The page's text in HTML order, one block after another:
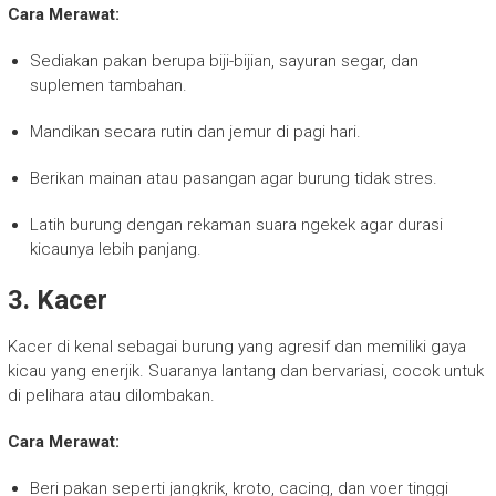
Cara Merawat:
Sediakan pakan berupa biji-bijian, sayuran segar, dan
suplemen tambahan.
Mandikan secara rutin dan jemur di pagi hari.
Berikan mainan atau pasangan agar burung tidak stres.
Latih burung dengan rekaman suara ngekek agar durasi
kicaunya lebih panjang.
3. Kacer
Kacer di kenal sebagai burung yang agresif dan memiliki gaya
kicau yang enerjik. Suaranya lantang dan bervariasi, cocok untuk
di pelihara atau dilombakan.
Cara Merawat:
Beri pakan seperti jangkrik, kroto, cacing, dan voer tinggi